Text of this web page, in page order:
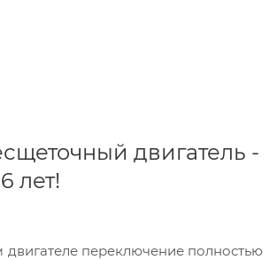
двигатель -
лет!
переключение полностью